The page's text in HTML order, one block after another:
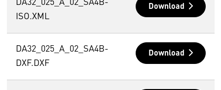
DA32_025_A_02_SA4B-
ISO.XML
Download
DA32_025_A_02_SA4B-
DXF.DXF
Download